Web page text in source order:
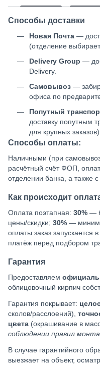
Способы доставки
Новая Почта —
(отделение
Delivery Group —
Delivery.
Самовывоз —
офиса по
Попутный
доставку попутным
для крупных заказов).
Способы оплаты:
Наличными (при
расчётный счёт ФОП,
отделении банка, а также
Как происходит
Оплата поэтапная: 30% —
цены/скидки; 30% —
оплаты заказ запускается
платёж перед подбором
Гарантия
Предоставляем
облицовочный кирпич
Гарантия покрывает:
сколов/расслоений),
цвета (окрашивание в
соблюдении правил
В случае гарантийного
выезжает на объект,